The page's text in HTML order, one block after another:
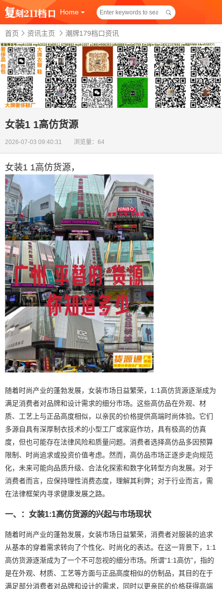
Home
首页 资讯主页 潮牌179档口资讯
女装1 1高仿货源
2026-07-03 09:40:31 浏览量：64
女装1 1高仿货源 ，
随着时尚产业的蓬勃发展，女装市场日益繁荣，1:1高仿货源逐渐成为
满足消费者对品牌和设计需求的细分市场。这些高仿品在外观、材
质、工艺上与正品高度相似，以亲民的价格提供高端时尚体验。它们
多源自具有深厚制衣技术的小型工厂或家庭作坊，具有极高的仿真
度，但也可能存在法律风险和质量问题。消费者选择高仿品多因预算
限制、时尚追求或投资价值考虑。然而，高仿品市场正逐步走向规范
化，未来可能向品质升级、合法化探索和数字化转型方向发展。对于
消费者而言，应保持理性消费态度，理解其利弊；对于行业而言，需
在法律框架内寻求健康发展之路。
一、：女装1:1高仿货源的兴起与市场现状
随着时尚产业的蓬勃发展，女装市场日益繁荣，消费者对服装的追求
从基本的穿着需求转向了个性化、时尚化的表达。在这一背景下，1:1
高仿货源逐渐成为了一个不可忽视的细分市场。所谓“1:1高仿”，指的
是在外观、材质、工艺等方面与正品高度相似的仿制品，其目的在于
满足部分消费者对品牌和设计的需求，同时以更亲民的价格获得高端